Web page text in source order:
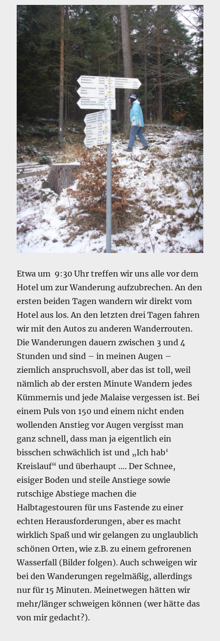
Etwa um 9:30 Uhr treffen wir uns alle vor dem
Hotel um zur Wanderung aufzubrechen. An den
ersten beiden Tagen wandern wir direkt vom
Hotel aus los. An den letzten drei Tagen fahren
wir mit den Autos zu anderen Wanderrouten.
Die Wanderungen dauern zwischen 3 und 4
Stunden und sind – in meinen Augen –
ziemlich anspruchsvoll, aber das ist toll, weil
nämlich ab der ersten Minute Wandern jedes
Kümmernis und jede Malaise vergessen ist. Bei
einem Puls von 150 und einem nicht enden
wollenden Anstieg vor Augen vergisst man
ganz schnell, dass man ja eigentlich ein
bisschen schwächlich ist und „Ich hab‘
Kreislauf“ und überhaupt …. Der Schnee,
eisiger Boden und steile Anstiege sowie
rutschige Abstiege machen die
Halbtagestouren für uns Fastende zu einer
echten Herausforderungen, aber es macht
wirklich Spaß und wir gelangen zu unglaublich
schönen Orten, wie z.B. zu einem gefrorenen
Wasserfall (Bilder folgen). Auch schweigen wir
bei den Wanderungen regelmäßig, allerdings
nur für 15 Minuten. Meinetwegen hätten wir
mehr/länger schweigen können (wer hätte das
von mir gedacht?).